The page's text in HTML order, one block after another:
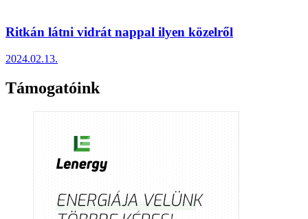
Ritkán látni vidrát nappal ilyen közelről
2024.02.13.
Támogatóink